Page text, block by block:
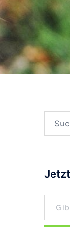
Suchen
Gib deine E-Mail-Adresse ein ...